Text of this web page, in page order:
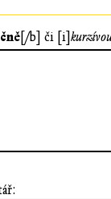
[/b] či [i]